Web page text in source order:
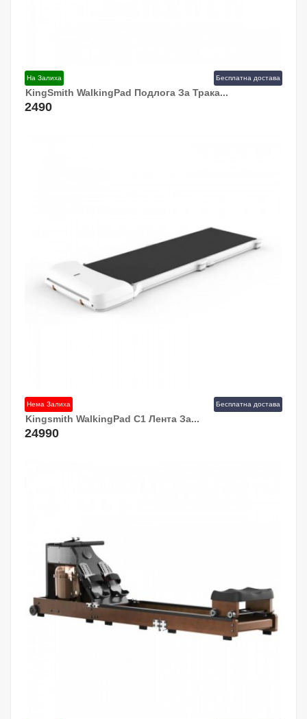
На Залиха Бесплатна достава
KingSmith WalkingPad Подлога За Трака...
2490
Додај Во Кошница!
Нема Залиха Бесплатна достава
Kingsmith WalkingPad C1 Лента За...
24990